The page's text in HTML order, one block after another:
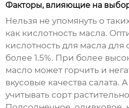
Факторы, влияющие на выбор
Нельзя не упомянуть о
как кислотность масла.
кислотность для масла для
более 1.5%. При более
масло может горчить и
вкусовые качества салата.
учитывать сорт